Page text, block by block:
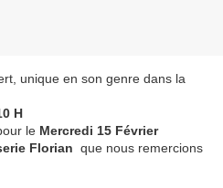
unique en son genre dans la
H
le Mercredi 15 Février
Florian que nous remercions